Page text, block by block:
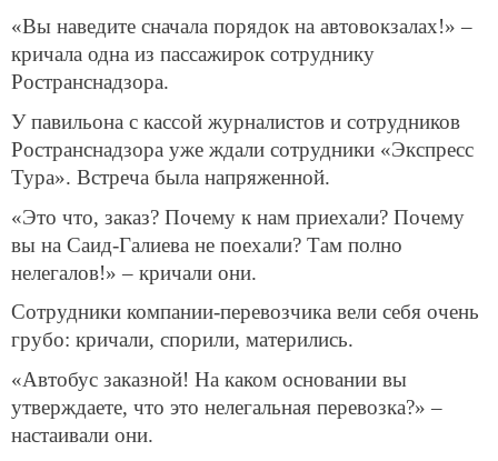
«Вы наведите сначала порядок на автовокзалах!» –
кричала одна из пассажирок сотруднику
Ространснадзора.
У павильона с кассой журналистов и сотрудников
Ространснадзора уже ждали сотрудники «Экспресс
Тура». Встреча была напряженной.
«Это что, заказ? Почему к нам приехали? Почему
вы на Саид-Галиева не поехали? Там полно
нелегалов!» – кричали они.
Сотрудники компании-перевозчика вели себя очень
грубо: кричали, спорили, матерились.
«Автобус заказной! На каком основании вы
утверждаете, что это нелегальная перевозка?» –
настаивали они.